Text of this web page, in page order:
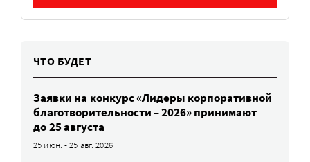
ЧТО БУДЕТ
Заявки на конкурс «Лидеры корпоративной
благотворительности – 2026» принимают
до 25 августа
25 июн. - 25 авг. 2026